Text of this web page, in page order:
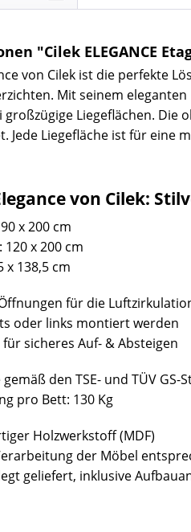
"Cilek ELEGANCE
von Cilek ist die perfekte
Mit seinem
Liegeflächen. Die
Jede Liegefläche ist für eine
von Cilek:
x 200 cm
x 200 cm
x 138,5 cm
für die
oder links montiert werden
sicheres Auf- & Absteigen
den TSE- und TÜV
pro Bett: 130 Kg
Holzwerkstoff (MDF)
der Möbel
geliefert, inklusive